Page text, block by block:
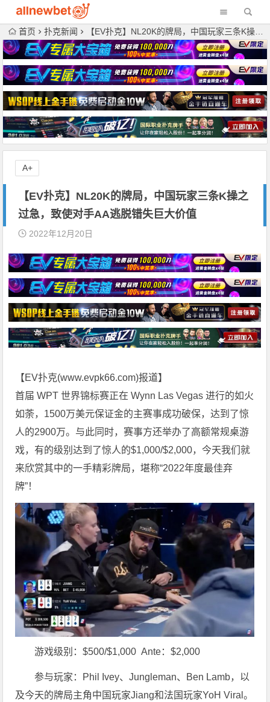
首页 扑克新闻 【EV扑克】NL20K的牌局，中国玩家三条K操之过急，致使对手AA逃脱错失巨大价值
【EV扑克】NL20K的牌局，中国玩家三条K操之
过急，致使对手AA逃脱错失巨大价值
2022年12月20日
【EV扑克(www.evpk66.com)报道】
首届 WPT 世界锦标赛正在 Wynn Las Vegas 进行的如火
如荼，1500万美元保证金的主赛事成功破保，达到了惊
人的2900万。与此同时，赛事方还举办了高额常规桌游
戏，有的级别达到了惊人的$1,000/$2,000，今天我们就
来欣赏其中的一手精彩牌局，堪称“2022年度最佳弃
牌”！
游戏级别：$500/$1,000 Ante：$2,000
参与玩家：Phil Ivey、Jungleman、Ben Lamb，以
及今天的牌局主角中国玩家Jiang和法国玩家YoH Viral。
A+